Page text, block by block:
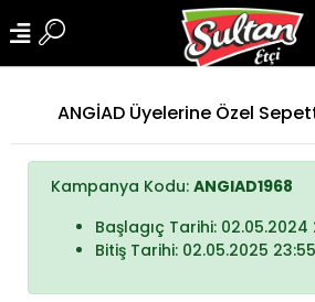
ANGİAD Üyelerine Özel
Kampanya Kodu: ANGIAD1968
Başlagıç Tarihi: 02.05.2024
Bitiş Tarihi: 02.05.2025 23:55